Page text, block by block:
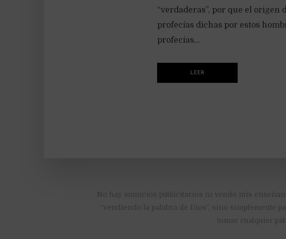
“verdaderas”, por que el origen
profecías dichas por estos
profecías...
LEER
“vendiendo la palabra de Dios”, sino simplemente
tomar cualquier